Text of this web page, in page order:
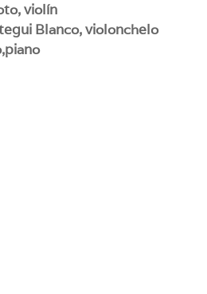
, violín
Blanco, violonchelo
piano